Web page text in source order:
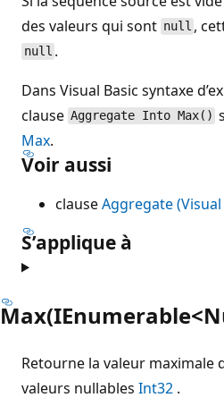
des valeurs qui sont null ,
null .
Dans Visual Basic syntaxe
clause Aggregate Into Max()
Max.
Voir aussi
clauseAggregate (Visual
S’applique à
Retourne la valeur maximale
valeurs nullables Int32 .